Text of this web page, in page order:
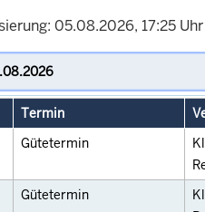
05.08.2026, 17:25 Uhr
Termin
Gütetermin
Gütetermin